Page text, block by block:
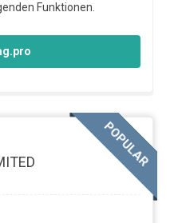
Funktionen.
POPULAR